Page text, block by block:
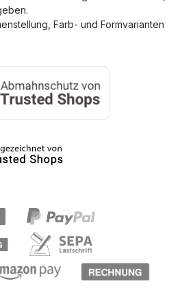
Farb- und Formvarianten